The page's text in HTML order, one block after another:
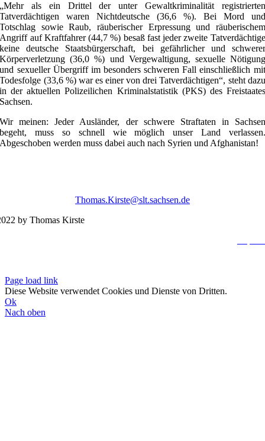
„Mehr als ein Drittel der unter Gewaltkriminalität registrierten
Tatverdächtigen waren Nichtdeutsche (36,6 %). Bei Mord und
Totschlag sowie Raub, räuberischer Erpressung und räuberischem
Angriff auf Kraftfahrer (44,7 %) besaß fast jeder zweite Tatverdächtige
keine deutsche Staatsbürgerschaft, bei gefährlicher und schwerer
Körperverletzung (36,0 %) und Vergewaltigung, sexuelle Nötigung
und sexueller Übergriff im besonders schweren Fall einschließlich mit
Todesfolge (33,6 %) war es einer von drei Tatverdächtigen“, steht dazu
in der aktuellen Polizeilichen Kriminalstatistik (PKS) des Freistaates
Sachsen.
Wir meinen: Jeder Ausländer, der schwere Straftaten in Sachsen
begeht, muss so schnell wie möglich unser Land verlassen.
Abgeschoben werden muss dabei auch nach Syrien und Afghanistan!
Thomas.Kirste@slt.sachsen.de
by Thomas Kirste
Page load link
Diese Website verwendet Cookies und Dienste von Dritten.
Ok
Nach oben